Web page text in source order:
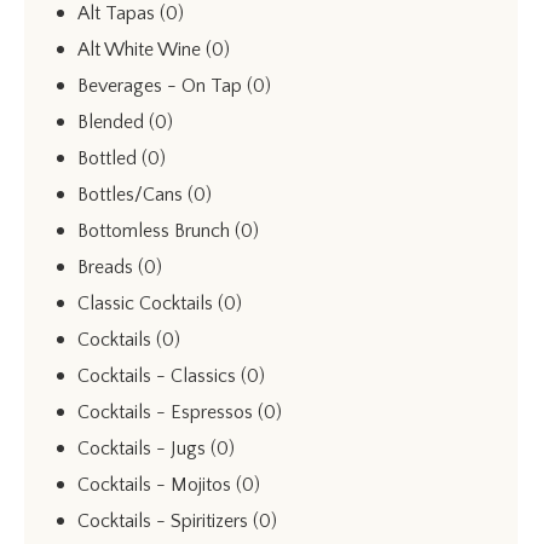
Alt Tapas (0)
Alt White Wine (0)
Beverages - On Tap (0)
Blended (0)
Bottled (0)
Bottles/Cans (0)
Bottomless Brunch (0)
Breads (0)
Classic Cocktails (0)
Cocktails (0)
Cocktails - Classics (0)
Cocktails - Espressos (0)
Cocktails - Jugs (0)
Cocktails - Mojitos (0)
Cocktails - Spiritizers (0)